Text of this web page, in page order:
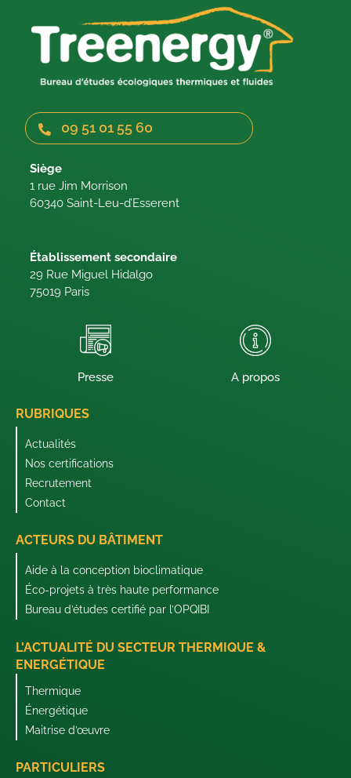
09 51 01 55 60
Siège
1 rue Jim Morrison
60340 Saint-Leu-d’Esserent
Établissement secondaire
29 Rue Miguel Hidalgo
75019 Paris
Presse A propos
RUBRIQUES
Actualités
Nos certifications
Recrutement
Contact
ACTEURS DU BÂTIMENT
Aide à la conception bioclimatique
Éco-projets à très haute performance
Bureau d’études certifié par l’OPQIBI
L'ACTUALITÉ DU SECTEUR THERMIQUE &
ENERGÉTIQUE
Thermique
Énergétique
Maitrise d’œuvre
PARTICULIERS